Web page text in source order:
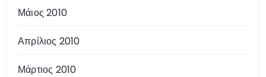
Μάιος 2010
Απρίλιος 2010
Μάρτιος 2010